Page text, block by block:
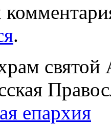
.
святой
епархия